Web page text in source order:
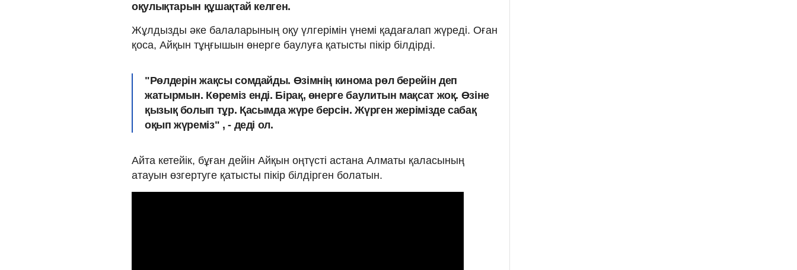
оқулықтарын құшақтай келген.
Жұлдызды әке балаларының оқу үлгерімін үнемі қадағалап жүреді. Оған
қоса, Айқын тұңғышын өнерге баулуға қатысты пікір білдірді.
"Рөлдерін жақсы сомдайды. Өзімнің кинома рөл берейін деп
жатырмын. Көреміз енді. Бірақ, өнерге баулитын мақсат жоқ. Өзіне
қызық болып тұр. Қасымда жүре берсін. Жүрген жерімізде сабақ
оқып жүреміз" , - деді ол.
Айта кетейік, бұған дейін Айқын оңтүсті астана Алматы қаласының
атауын өзгертуге қатысты пікір білдірген болатын.